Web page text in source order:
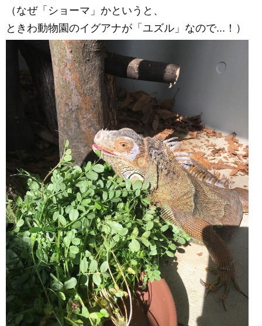
（なぜ「ショーマ」かというと、
ときわ動物園のイグアナが「ユズル」なので...！）